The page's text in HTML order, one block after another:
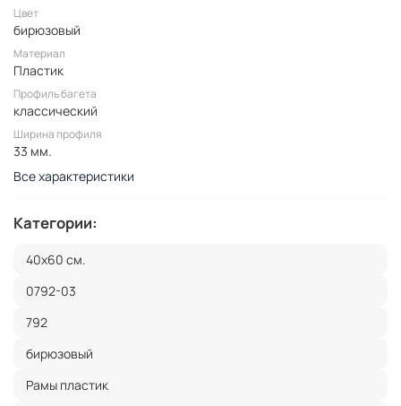
Цвет
бирюзовый
Материал
Пластик
Профиль багета
классический
Ширина профиля
33 мм.
Все характеристики
Категории:
40x60 см.
0792-03
792
бирюзовый
Рамы пластик